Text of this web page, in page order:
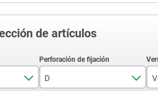
de artículos
D